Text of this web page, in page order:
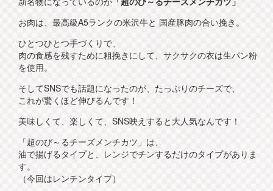
お肉は、最高級A5ランクの米沢牛と 国産豚肉の合い挽き。
ひとつひとつ手づくりで、
肉の食感を残すために粗挽きにして、サクサクの衣は生パン粉
を使用。
そしてSNSでも話題になったのが、たっぷりのチーズで、
これが驚くほど伸びるんです！
美味しくて、楽しくて、SNS映えすると大人気なんです！
「超のび～るチーズメンチカツ」は、
油で揚げるタイプと、レンジでチンするだけのタイプがありま
す。
（今回はレンチンタイプ）